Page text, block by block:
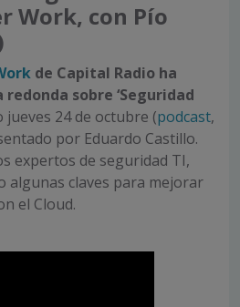
Work, con Pío
de Capital Radio ha
sobre ‘Seguridad
jueves 24 de octubre (podcast,
por Eduardo Castillo.
expertos de seguridad TI,
algunas claves para mejorar
el Cloud.